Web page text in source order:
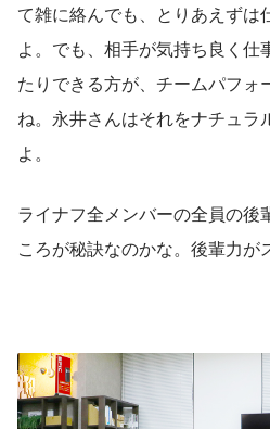
て雑に絡んでも、とりあえずは
よ。でも、相手が気持ち良く仕
たりできる方が、チームパフォ
ね。永井さんはそれをナチュラ
よ。
ライナフ全メンバーの全員の後
ころが秘訣なのかな。後輩力が